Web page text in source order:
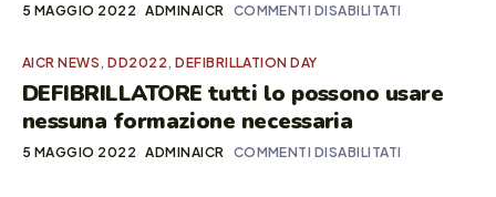
5 MAGGIO 2022 ADMINAICR COMMENTI DISABILITATI
AICR NEWS ,DD2022 ,DEFIBRILLATION DAY
DEFIBRILLATORE tutti lo possono usare
nessuna formazione necessaria
5 MAGGIO 2022 ADMINAICR COMMENTI DISABILITATI